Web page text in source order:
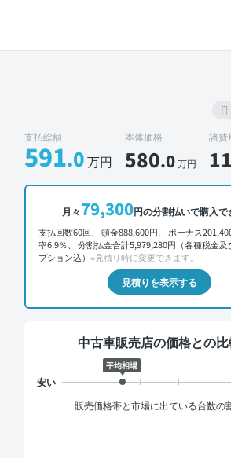
支払総額
591.0万円
本体価格
580.0万円
諸費
11
月々79,300円の分割払いで購入で
支払回数60回、 頭金888,600円、 ボーナス
率6.9％、 分割払金合計5,979,280円（各種税金及
プション込） ※見積り時に変更できます。
見積りを表示する
中古車販売店の価格との
平均相場
販売価格帯と市場に出ている台数の